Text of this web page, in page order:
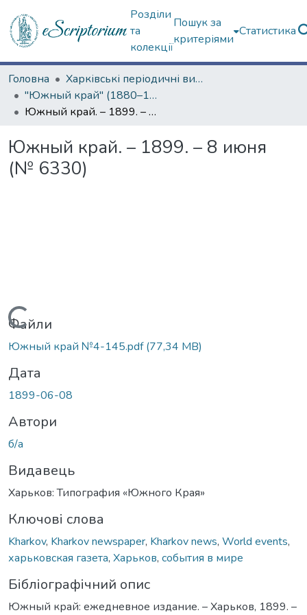
Розділи
та
колекції
Пошук за
критеріями
Статистика
Головна
Харківські періодичні видання
"Южный край" (1880–1919 гг.)
Южный край. – 1899. – 8 июня (№ 6330)
Южный край. – 1899. – 8 июня
(№ 6330)
Вантажиться...
Файли
Южный край №4-145.pdf(77,34 MB)
Дата
1899-06-08
Автори
б/а
Видавець
Харьков: Типография «Южного Края»
Ключові слова
Kharkov, Kharkov newspaper, Kharkov news, World events,
харьковская газета, Харьков, события в мире
Бібліографічний опис
Южный край: ежедневное издание. – Харьков, 1899. –